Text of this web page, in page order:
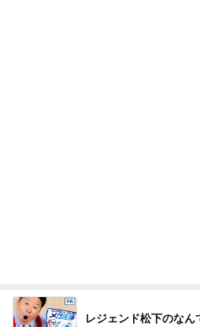
上原さくら ツヤツヤほ